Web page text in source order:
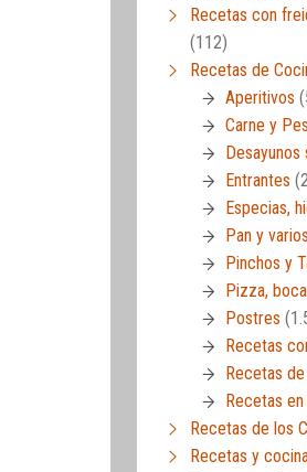
Recetas con
(112)
Recetas de
Aperitivos
Carne y
Desayunos
Entrantes
Especias,
Pan y varios
Pinchos y
Pizza,
Postres
Recetas
Recetas
Recetas
Recetas de los
Recetas y